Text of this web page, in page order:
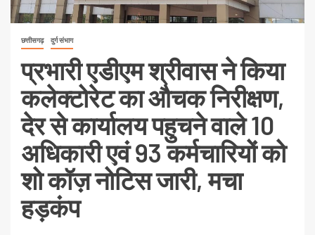
छत्तीसगढ़ दुर्ग संभाग
प्रभारी एडीएम श्रीवास ने किया
कलेक्टोरेट का औचक निरीक्षण,
देर से कार्यालय पहुचने वाले 10
अधिकारी एवं 93 कर्मचारियों को
शो कॉज़ नोटिस जारी, मचा
हड़कंप